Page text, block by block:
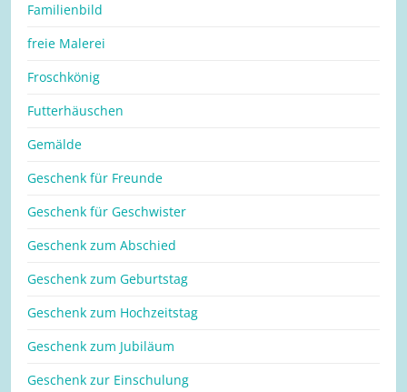
Familienbild
freie Malerei
Froschkönig
Futterhäuschen
Gemälde
Geschenk für Freunde
Geschenk für Geschwister
Geschenk zum Abschied
Geschenk zum Geburtstag
Geschenk zum Hochzeitstag
Geschenk zum Jubiläum
Geschenk zur Einschulung